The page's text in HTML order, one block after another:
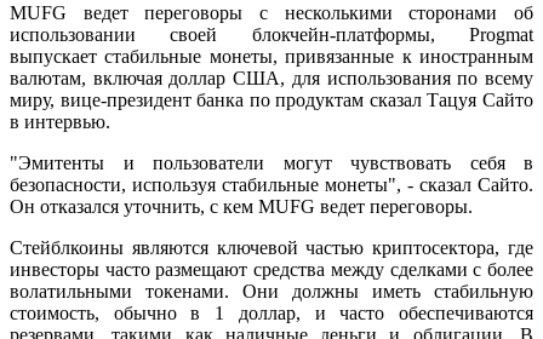
MUFG ведет переговоры с несколькими сторонами об
использовании своей блокчейн-платформы, Progmat
выпускает стабильные монеты, привязанные к иностранным
валютам, включая доллар США, для использования по всему
миру, вице-президент банка по продуктам сказал Тацуя Сайто
в интервью.
"Эмитенты и пользователи могут чувствовать себя в
безопасности, используя стабильные монеты", - сказал Сайто.
Он отказался уточнить, с кем MUFG ведет переговоры.
Стейблкоины являются ключевой частью криптосектора, где
инвесторы часто размещают средства между сделками с более
волатильными токенами. Они должны иметь стабильную
стоимость, обычно в 1 доллар, и часто обеспечиваются
резервами, такими как наличные деньги и облигации. В